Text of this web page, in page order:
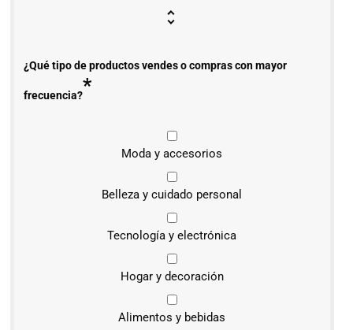
¿Qué tipo de productos vendes o compras con mayor
frecuencia?*
Moda y accesorios
Belleza y cuidado personal
Tecnología y electrónica
Hogar y decoración
Alimentos y bebidas